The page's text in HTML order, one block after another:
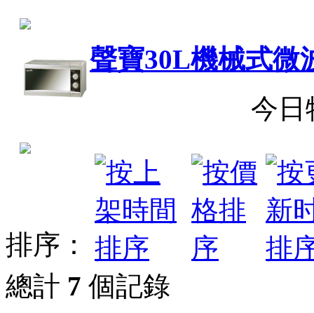
聲寶30L機械式微
今日
排序：
總計 7 個記錄